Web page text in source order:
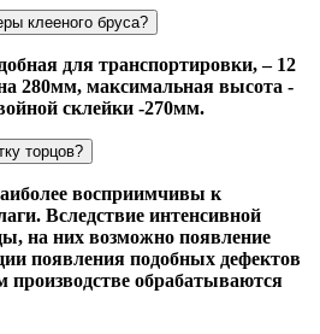
клееного бруса?
для транспортировки, – 12
280мм, максимальная высота -
склейки -270мм.
торцов?
восприимчивы к
Вследствие интенсивной
на них возможно появление
появления подобных дефектов
обрабатываются